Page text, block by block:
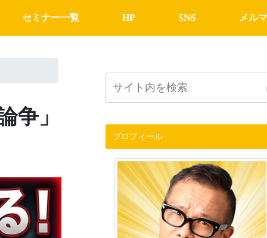
セミナー一覧 HP SNS メル
争」
プロフィール